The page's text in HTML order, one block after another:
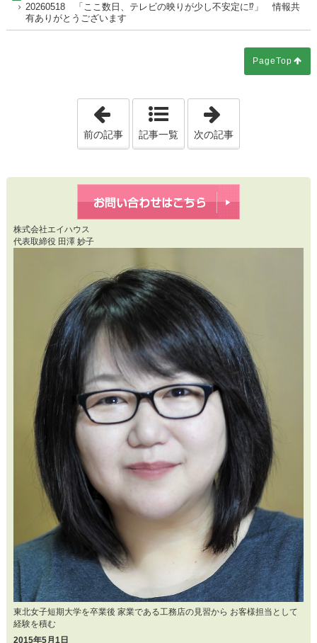
20260518 「ここ数日、テレビの映りが少し不安定に⁉」 情報共
有ありがとうございます
PageTop
「20260517 外構工事は後回しで大丈
前の記事 記事一覧 次の記事
株式会社エイハウス
代表取締役 田澤 妙子
東北女子短期大学を卒業後 家業である工務店の見習から お客様担当として
経験を積む
2015年5月1日